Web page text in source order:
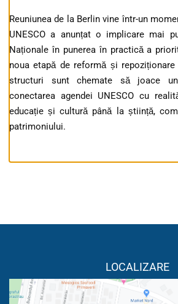
Reuniunea de la Berlin vine într-un
UNESCO a anunțat o implicare mai
Naționale în punerea în practică a
noua etapă de reformă și
structuri sunt chemate să joace
conectarea agendei UNESCO cu
educație și cultură până la știință,
patrimoniului.
LOCALIZARE